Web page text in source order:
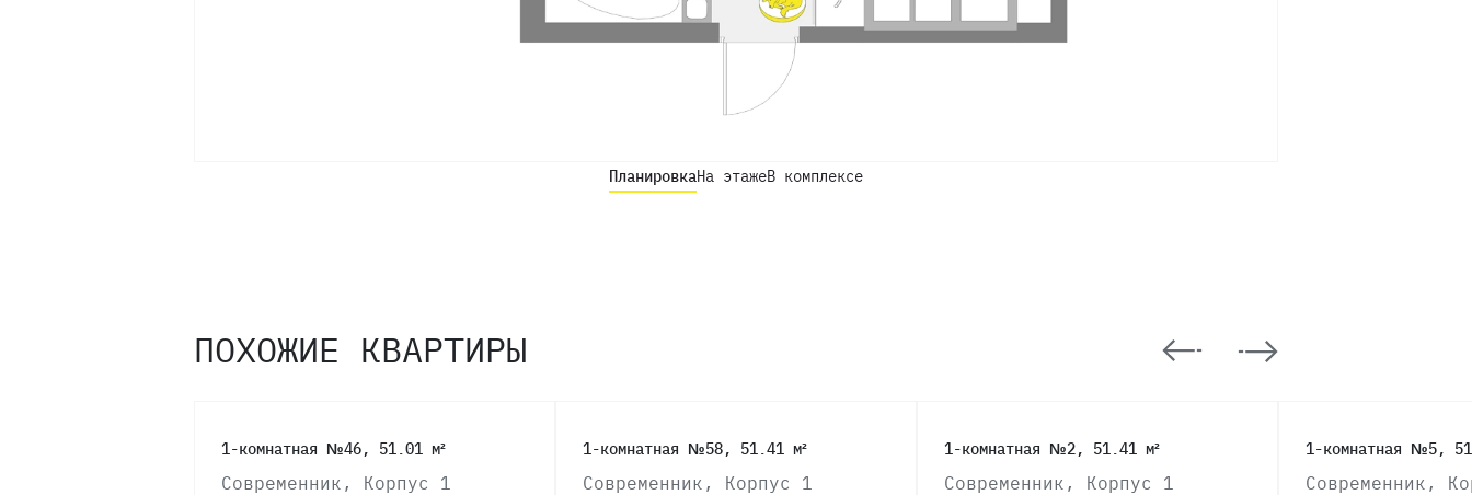
ПланировкаНа этажеВ комплексе
ПОХОЖИЕ КВАРТИРЫ
1-комнатная №46, 51.01 м²
Современник, Корпус 1
1-комнатная №58, 51.41 м²
Современник, Корпус 1
1-комнатная №2, 51.41 м²
Современник, Корпус 1
1-комнатная №5,
Современник,